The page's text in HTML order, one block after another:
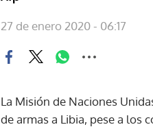
27 de enero 2020 - 06:17
La Misión de Naciones
de armas a Libia, pese a los